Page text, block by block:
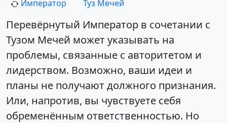
Император Туз Мечей
Перевёрнутый Император в сочетании с
Тузом Мечей может указывать на
проблемы, связанные с авторитетом и
лидерством. Возможно, ваши идеи и
планы не получают должного признания.
Или, напротив, вы чувствуете себя
обременённым ответственностью. Но